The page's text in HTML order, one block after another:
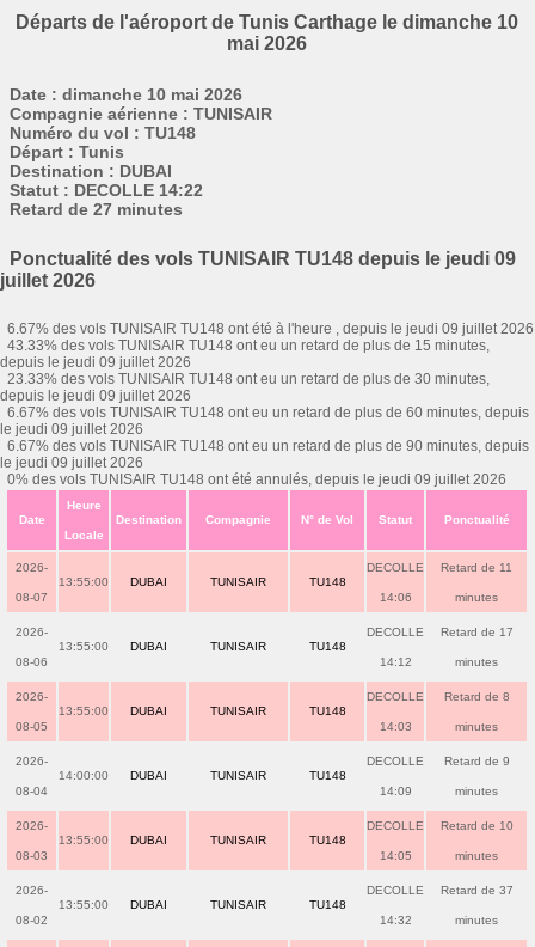
Départs de l'aéroport de Tunis Carthage le dimanche 10
mai 2026
Date : dimanche 10 mai 2026
Compagnie aérienne : TUNISAIR
Numéro du vol : TU148
Départ : Tunis
Destination : DUBAI
Statut : DECOLLE 14:22
Retard de 27 minutes
Ponctualité des vols TUNISAIR TU148 depuis le jeudi 09
juillet 2026
6.67% des vols TUNISAIR TU148 ont été à l'heure , depuis le jeudi 09 juillet 2026
43.33% des vols TUNISAIR TU148 ont eu un retard de plus de 15 minutes,
depuis le jeudi 09 juillet 2026
23.33% des vols TUNISAIR TU148 ont eu un retard de plus de 30 minutes,
depuis le jeudi 09 juillet 2026
6.67% des vols TUNISAIR TU148 ont eu un retard de plus de 60 minutes, depuis
le jeudi 09 juillet 2026
6.67% des vols TUNISAIR TU148 ont eu un retard de plus de 90 minutes, depuis
le jeudi 09 juillet 2026
0% des vols TUNISAIR TU148 ont été annulés, depuis le jeudi 09 juillet 2026
Date
Heure
Locale
Destination Compagnie N° de Vol Statut Ponctualité
2026-
08-07
13:55:00 DUBAI TUNISAIR TU148
DECOLLE
14:06
Retard de 11
minutes
2026-
08-06
13:55:00 DUBAI TUNISAIR TU148
DECOLLE
14:12
Retard de 17
minutes
2026-
08-05
13:55:00 DUBAI TUNISAIR TU148
DECOLLE
14:03
Retard de 8
minutes
2026-
08-04
14:00:00 DUBAI TUNISAIR TU148
DECOLLE
14:09
Retard de 9
minutes
2026-
08-03
13:55:00 DUBAI TUNISAIR TU148
DECOLLE
14:05
Retard de 10
minutes
2026-
08-02
13:55:00 DUBAI TUNISAIR TU148
DECOLLE
14:32
Retard de 37
minutes